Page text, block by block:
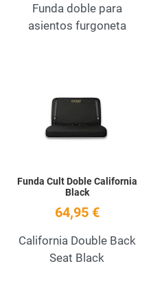
Funda doble para
asientos furgoneta
Funda Cult Doble California
Black
64,95 €
California Double Back
Seat Black